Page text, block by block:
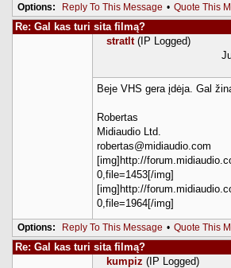
Options: Reply To This Message • Quote This
Re: Gal kas turi sita filmą?
stratlt (IP Logged)
Beje VHS gera įdėja. Gal
Robertas
Midiaudio Ltd.
robertas@midiaudio.com
[img]http://
0,file=1453[/img]
[img]http://
0,file=1964[/img]
Options: Reply To This Message • Quote This
Re: Gal kas turi sita filmą?
kumpiz (IP Logged)